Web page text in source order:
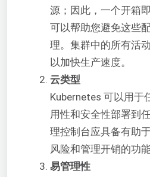
源；因此，一个开箱
可以帮助您避免这些
理。集群中的所有活
以加快生产速度。
云类型
Kubernetes 可以用于
用性和安全性部署到
理控制台应具备有助
风险和管理开销的功能
易管理性